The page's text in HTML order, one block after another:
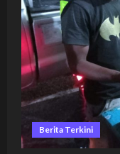
DALAM
COVID
19
DI
KOTA
Berita Terkini